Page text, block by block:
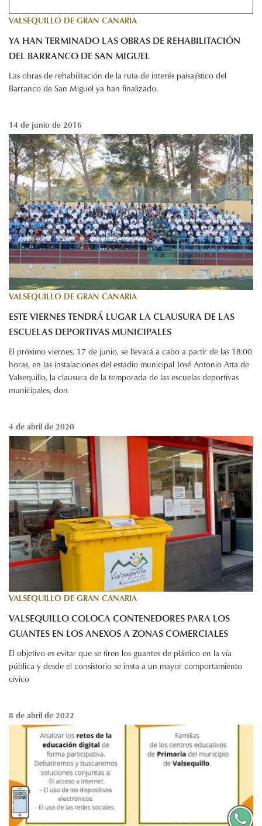
VALSEQUILLO DE GRAN CANARIA
YA HAN TERMINADO LAS OBRAS DE REHABILITACIÓN
DEL BARRANCO DE SAN MIGUEL
Las obras de rehabilitación de la ruta de interés paisajístico del
Barranco de San Miguel ya han finalizado.
14 de junio de 2016
VALSEQUILLO DE GRAN CANARIA
ESTE VIERNES TENDRÁ LUGAR LA CLAUSURA DE LAS
ESCUELAS DEPORTIVAS MUNICIPALES
El próximo viernes, 17 de junio, se llevará a cabo a partir de las 18:00
horas, en las instalaciones del estadio municipal José Antonio Atta de
Valsequillo, la clausura de la temporada de las escuelas deportivas
municipales, don
4 de abril de 2020
VALSEQUILLO DE GRAN CANARIA
VALSEQUILLO COLOCA CONTENEDORES PARA LOS
GUANTES EN LOS ANEXOS A ZONAS COMERCIALES
El objetivo es evitar que se tiren los guantes de plástico en la vía
pública y desde el consistorio se insta a un mayor comportamiento
cívico
8 de abril de 2022